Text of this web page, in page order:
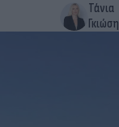
Τάνια
Γκιώση